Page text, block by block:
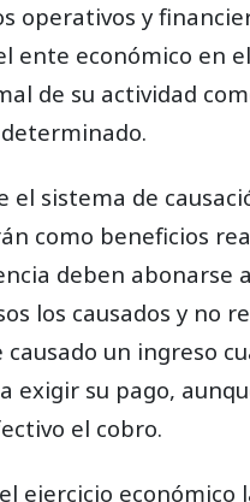
operativos y
ente económico en
de su actividad
el sistema de
como beneficios
deben abonarse
los causados y no
un ingreso
exigir su pago,
el cobro.
ejercicio económico